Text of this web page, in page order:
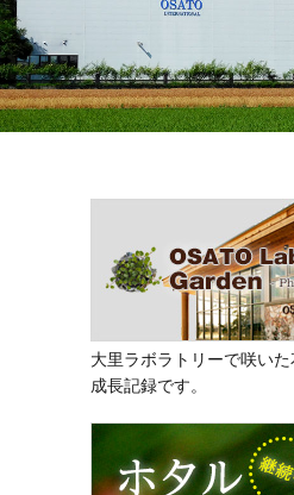
大里ラボラトリーで咲い
成長記録です。